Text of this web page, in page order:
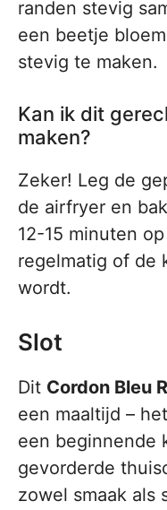
randen stevig
een beetje
stevig te maken.
Kan ik dit
maken?
Zeker! Leg de
de airfryer en
12-15 minuten
regelmatig of de
wordt.
Slot
Dit Cordon Bleu
een maaltijd –
een beginnende
gevorderde
zowel smaak als